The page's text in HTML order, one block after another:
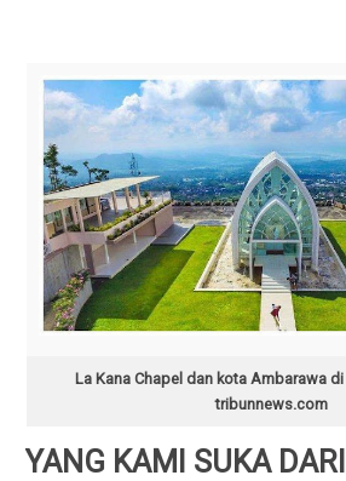
La Kana Chapel dan kota Ambarawa
tribunnews.com
YANG KAMI SUKA